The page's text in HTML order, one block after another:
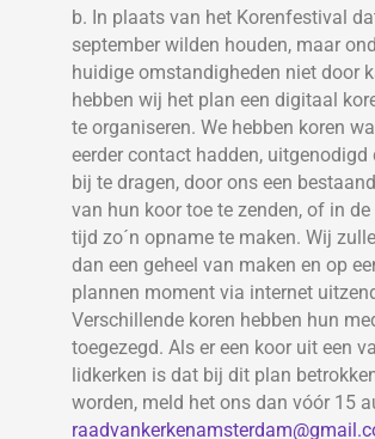
b. In plaats van het Korenfestival
september wilden houden, maar
huidige omstandigheden niet door
hebben wij het plan een digitaal
te organiseren. We hebben koren
eerder contact hadden, uitgenodigd
bij te dragen, door ons een
van hun koor toe te zenden, of in
tijd zo´n opname te maken. Wij
dan een geheel van maken en op
plannen moment via internet
Verschillende koren hebben hun
toegezegd. Als er een koor uit een
lidkerken is dat bij dit plan
worden, meld het ons dan vóór 15